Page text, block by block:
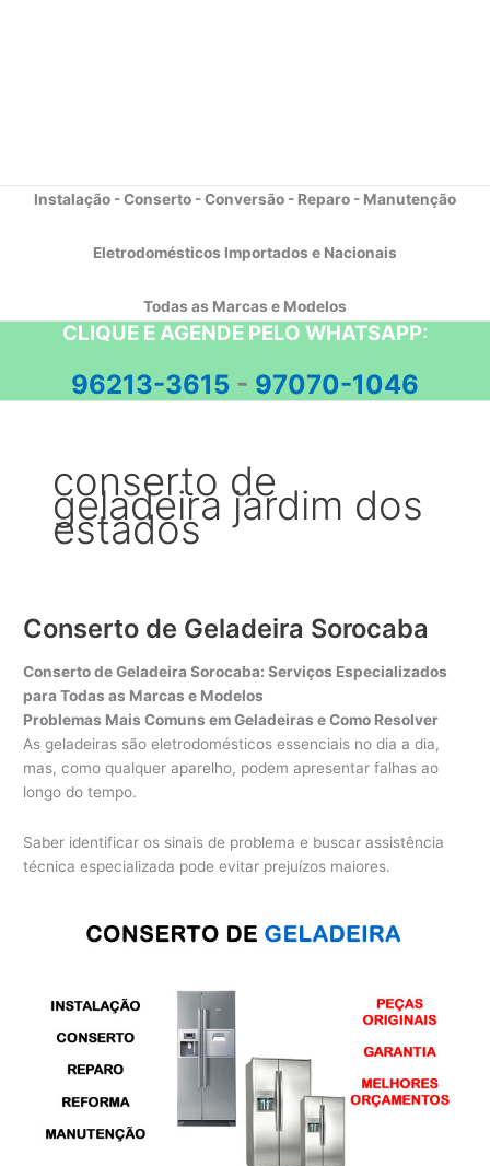
Instalação - Conserto - Conversão - Reparo - Manutenção
Eletrodomésticos Importados e Nacionais
Todas as Marcas e Modelos
CLIQUE E AGENDE PELO WHATSAPP:
96213-3615 - 97070-1046
conserto de
geladeira jardim dos
estados
Conserto de Geladeira Sorocaba
Conserto de Geladeira Sorocaba: Serviços Especializados
para Todas as Marcas e Modelos
Problemas Mais Comuns em Geladeiras e Como Resolver
As geladeiras são eletrodomésticos essenciais no dia a dia,
mas, como qualquer aparelho, podem apresentar falhas ao
longo do tempo.
Saber identificar os sinais de problema e buscar assistência
técnica especializada pode evitar prejuízos maiores.